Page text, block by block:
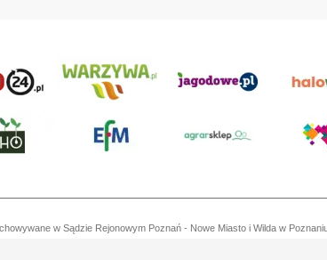
w Sądzie Rejonowym Poznań - Nowe Miasto i Wilda w